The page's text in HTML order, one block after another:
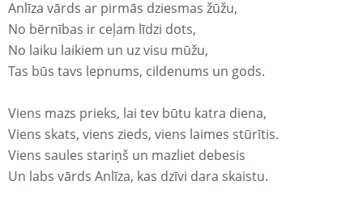
Anlīza vārds ar pirmās dziesmas žūžu,
No bērnības ir ceļam līdzi dots,
No laiku laikiem un uz visu mūžu,
Tas būs tavs lepnums, cildenums un gods.
Viens mazs prieks, lai tev būtu katra diena,
Viens skats, viens zieds, viens laimes stūrītis.
Viens saules stariņš un mazliet debesis
Un labs vārds Anlīza, kas dzīvi dara skaistu.